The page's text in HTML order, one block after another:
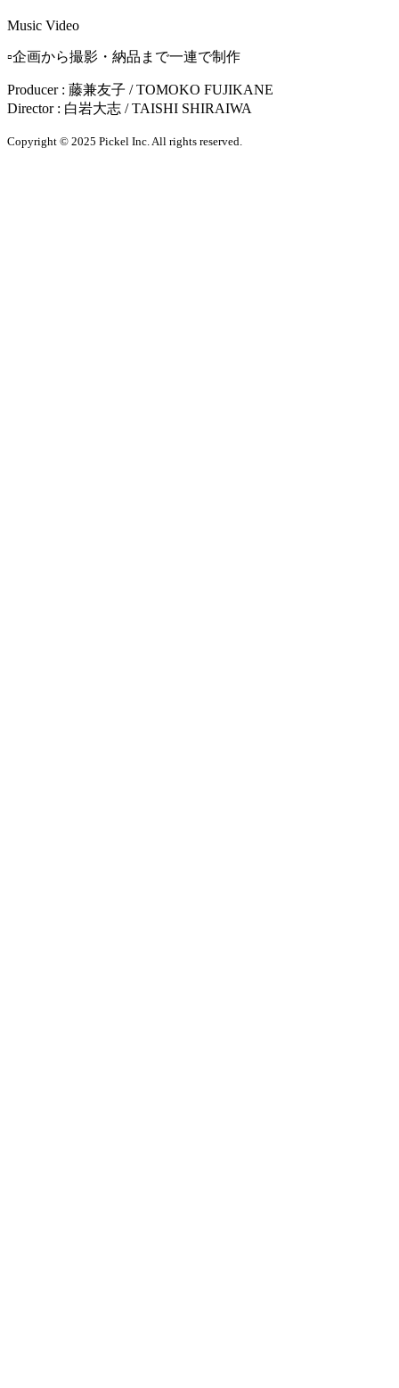
Music Video
▫️企画から撮影・納品まで一連で制作
Producer : 藤兼友子 / TOMOKO FUJIKANE
Director : 白岩大志 / TAISHI SHIRAIWA
Copyright © 2025 Pickel Inc. All rights reserved.